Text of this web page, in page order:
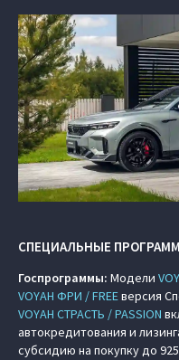
СПЕЦИАЛЬНЫЕ
Госпрограммы: Модели
VOYAH ФРИ / FREEверсия
VOYAH СТРАСТЬ / PASSION
автокредитования и
субсидию на покупку до